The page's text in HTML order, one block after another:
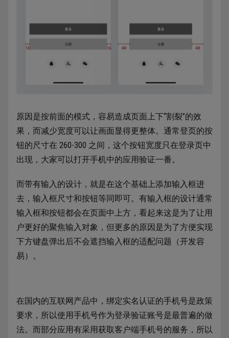
原因是按前面的模式，容易造成页面上下“割裂”的效
果，而减少宽度可以让画面显得更整体。通常登页的按
钮的尺寸在 260-300 之间，这个按钮宽度只在登录页中
出现，大家可以打开手机中的应用验证一番。
而带有输入的设计，就是在这个基础上添加输入框进
去，输入框尺寸和按钮等同即可。有输入框的设计通常
输入框和按钮都会在页面中上方，看起来这是为了让用
户更好的聚焦输入对象，但更多的原因是为了方便实现
下方键盘弹出后不会遮挡输入框的适配问题（开发容
易）。
在国内的互联网产品中，绑定实名认证的手机号是政策
要求，所以使用手机号作为登录验证账号是最普遍的做
法。而部分应用有采用获取客户端手机号的服务，所以